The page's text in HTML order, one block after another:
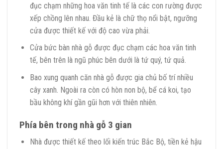
đục chạm những hoa văn tinh tế là các con rường được
xếp chồng lên nhau. Đầu kẻ là chữ thọ nổi bật, ngưỡng
cửa được thiết kế với độ cao vừa phải.
Cửa bức bàn nhà gỗ được đục chạm các hoa văn tinh
tế, bên trên là ngũ phúc bên dưới là tứ quý, tứ quả.
Bao xung quanh căn nhà gỗ được gia chủ bố trí nhiều
cây xanh. Ngoài ra còn có hòn non bộ, bể cá koi, tạo
bầu không khí gần gũi hơn với thiên nhiên.
Phía bên trong nhà gỗ 3 gian
Nhà được thiết kế theo lối kiến trúc Bắc Bộ, tiền kẻ hậu